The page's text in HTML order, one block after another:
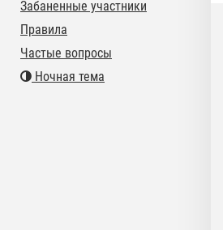
Забаненные участники
Правила
Частые вопросы
Ночная тема